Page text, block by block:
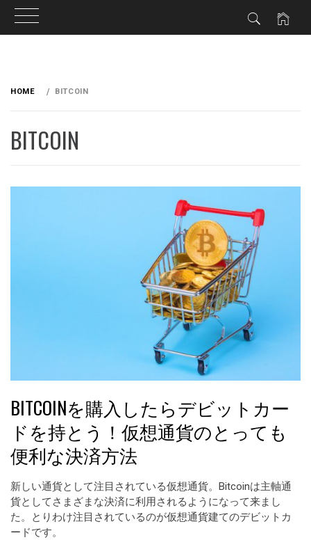
HOME BITCOIN
BITCOIN
BITCOINを購入したらデビットカー
ドを持とう！仮想通貨のとっても
便利な決済方法
新しい通貨として注目されている仮想通貨。Bitcoinは主軸通
貨としてさまざまな決済に利用されるようになって来まし
た。とりわけ注目されているのが仮想通貨建てのデビットカ
ードです。